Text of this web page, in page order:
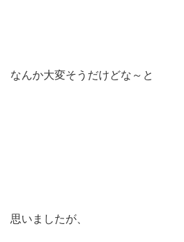
なんか大変そうだけどな～と
思いましたが、